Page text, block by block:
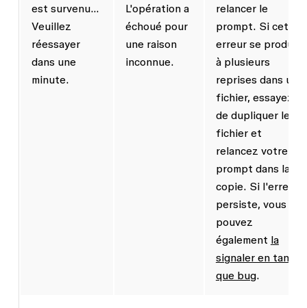
est survenu…
Veuillez
réessayer
dans une
minute.
L'opération a
échoué pour
une raison
inconnue.
relancer le
prompt. Si cette
erreur se produit
à plusieurs
reprises dans un
fichier, essayez
de dupliquer le
fichier et
relancez votre
prompt dans la
copie. Si l'erreur
persiste, vous
pouvez
également la
signaler en tant
que bug.